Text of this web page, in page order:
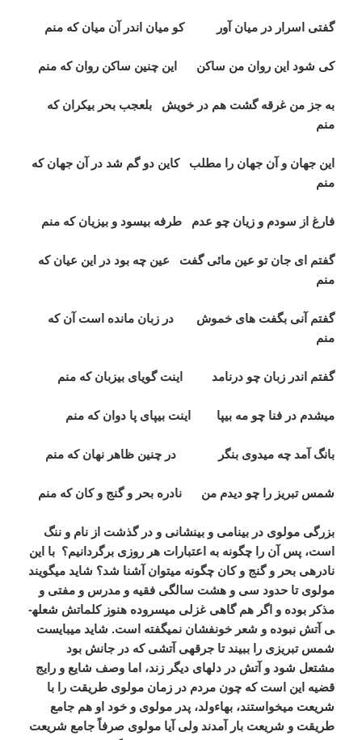
گفتی اسرار در میان آور کو میان اندر آن میان که منم
کی شود این روان من ساکن این چنین ساکن روان که منم
به جز من غرقه گشت هم در خویش بلعجب بحر بی­کران که
منم
این جهان و آن جهان را مطلب کاین دو گم شد در آن جهان که
منم
فارغ از سودم و زیان چو عدم طرفه بی­سود و بی­زیان که منم
گفتم ای جان تو عین مائی گفت عین چه بود در این عیان که
منم
گفتم آنی بگفت های خموش در زبان مانده است آن که
منم
گفتم اندر زبان چو درنامد اینت گویای بی­زبان که منم
می­شدم در فنا چو مه بی­پا اینت بی­پای پا دوان که منم
بانگ آمد چه می­دوی بنگر در چنین ظاهر نهان که منم
شمس تبریز را چو دیدم من نادره بحر و گنج و کان که منم
بزرگی مولوی در بی­نامی و بی­نشانی و در گذشت از نام و ننگ
است، پس آن را چگونه به اعتبارات هر روزی برگردانیم؟ با این
نادره­ی بحر و گنج و کان چگونه می­توان آشنا شد؟ شاید می­گویند
مولوی تا حدود سی و هشت سالگی فقیه و مدرس و مفتی و
مذکر بوده و اگر هم گاهی غزلی می­سروده هنوز کلماتش شعله­
ی آتش نبوده و شعر خون­فشان نمی­گفته است. شاید می­بایست
شمس تبریزی را ببیند تا جرقه­ی آتشی که در جانش بود
مشتعل شود و آتش در دل­های دیگر زند، اما وصف شایع و رایج
قضیه این است که چون مردم در زمان مولوی طریقت را با
شریعت می­خواستند، بهاءولد، پدر مولوی و خود او هم جامع
طریقت و شریعت بار آمدند ولی آیا مولوی صرفاً جامع شریعت